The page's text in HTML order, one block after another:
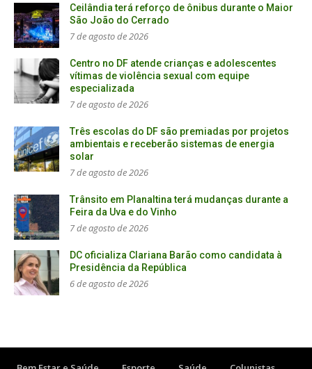
Ceilândia terá reforço de ônibus durante o Maior
São João do Cerrado
7 de agosto de 2026
Centro no DF atende crianças e adolescentes
vítimas de violência sexual com equipe
especializada
7 de agosto de 2026
Três escolas do DF são premiadas por projetos
ambientais e receberão sistemas de energia
solar
7 de agosto de 2026
Trânsito em Planaltina terá mudanças durante a
Feira da Uva e do Vinho
7 de agosto de 2026
DC oficializa Clariana Barão como candidata à
Presidência da República
6 de agosto de 2026